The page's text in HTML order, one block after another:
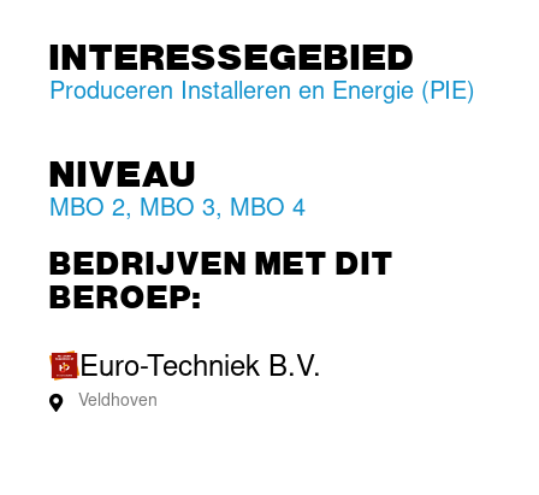
INTERESSEGEBIED
Produceren Installeren en Energie (PIE)
NIVEAU
MBO 2, MBO 3, MBO 4
BEDRIJVEN MET DIT
BEROEP:
Euro-Techniek B.V.
Veldhoven